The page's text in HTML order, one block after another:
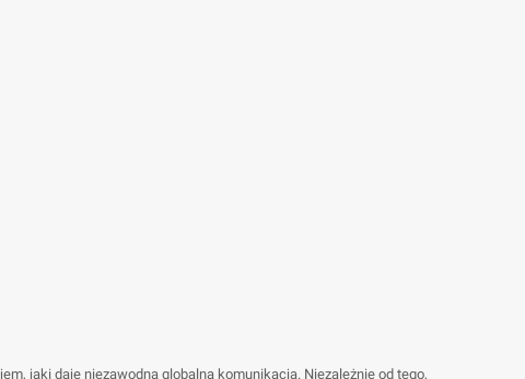
jaki daje niezawodna globalna komunikacja. Niezależnie od tego,